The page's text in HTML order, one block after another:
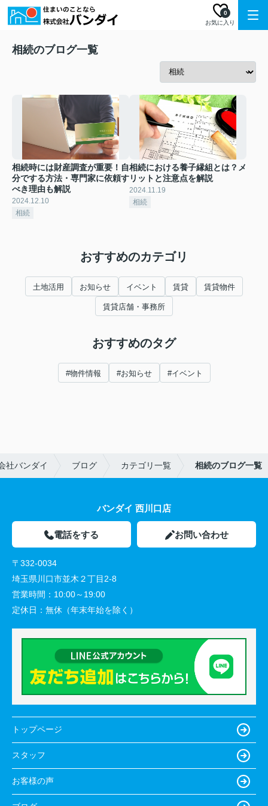
お気に入り
0
相続のブログ一覧
相続時には財産調査が重要！自
分でする方法・専門家に依頼す
べき理由も解説
2024.12.10
相続
相続における養子縁組とは？メ
リットと注意点を解説
2024.11.19
相続
おすすめのカテゴリ
土地活用 お知らせ イベント 賃貸 賃貸物件
賃貸店舗・事務所
おすすめのタグ
#物件情報 #お知らせ #イベント
社バンダイ ブログ カテゴリ一覧 相続のブログ一覧
バンダイ 西川口店
電話をする お問い合わせ
〒332-0034
埼玉県川口市並木２丁目2-8
営業時間： 10:00～19:00
定休日： 無休（年末年始を除く）
トップページ
スタッフ
お客様の声